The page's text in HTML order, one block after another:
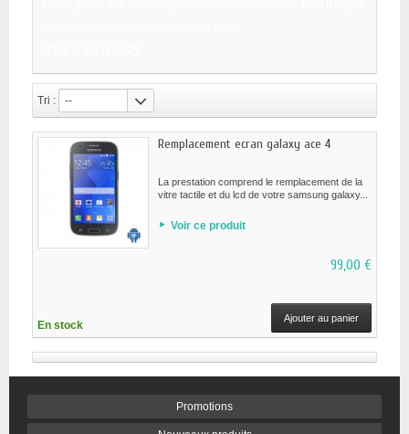
Tri : --
Remplacement ecran galaxy ace 4
La prestation comprend le remplacement de la
vitre tactile et du lcd de votre samsung galaxy...
Voir ce produit
99,00 €
En stock
Ajouter au panier
Promotions